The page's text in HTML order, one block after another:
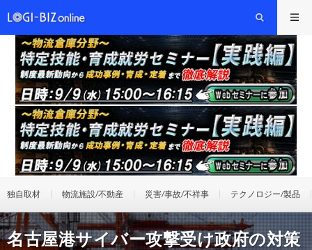
独自取材 物流施設/不動産 災害/事故/不祥事 テクノロジー/製品
名古屋港サイバー攻撃受け政府の対策